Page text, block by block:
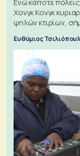
Χονγκ Κονγκ
ψηλών κτιρίων,
Ευθύμιος